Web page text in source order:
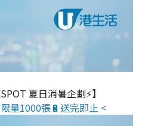
夏日消暑企劃⚡】
量1000張🔋送完即止 <